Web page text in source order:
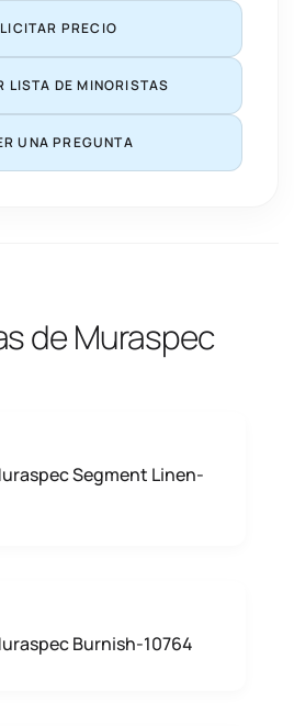
PRECIO
LISTA DE MINORISTAS
UNA PREGUNTA
de Muraspec
Segment Linen-
Burnish-10764